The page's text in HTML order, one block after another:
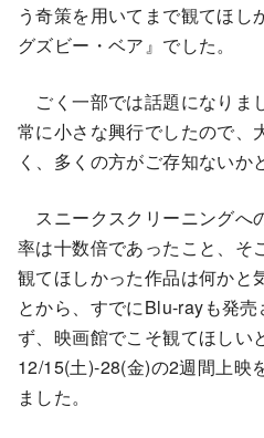
う奇策を用いてまで観てほし
グズビー・ベア』でした。
ごく一部では話題になりま
常に小さな興行でしたので、
く、多くの方がご存知ないか
スニークスクリーニングへ
率は十数倍であったこと、そ
観てほしかった作品は何かと
とから、すでにBlu-rayも発
ず、映画館でこそ観てほしい
12/15(土)-28(金)の2週間上映
ました。